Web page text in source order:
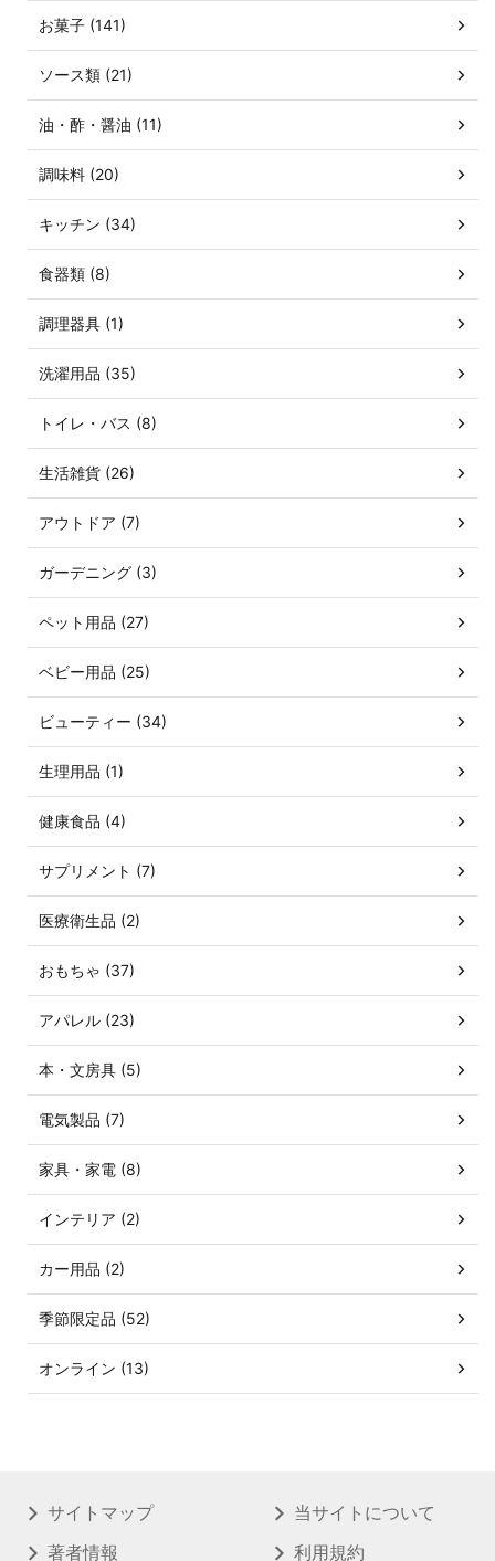
お菓子 (141)
ソース類 (21)
油・酢・醤油 (11)
調味料 (20)
キッチン (34)
食器類 (8)
調理器具 (1)
洗濯用品 (35)
トイレ・バス (8)
生活雑貨 (26)
アウトドア (7)
ガーデニング (3)
ペット用品 (27)
ベビー用品 (25)
ビューティー (34)
生理用品 (1)
健康食品 (4)
サプリメント (7)
医療衛生品 (2)
おもちゃ (37)
アパレル (23)
本・文房具 (5)
電気製品 (7)
家具・家電 (8)
インテリア (2)
カー用品 (2)
季節限定品 (52)
オンライン (13)
サイトマップ
著者情報
当サイトについて
利用規約